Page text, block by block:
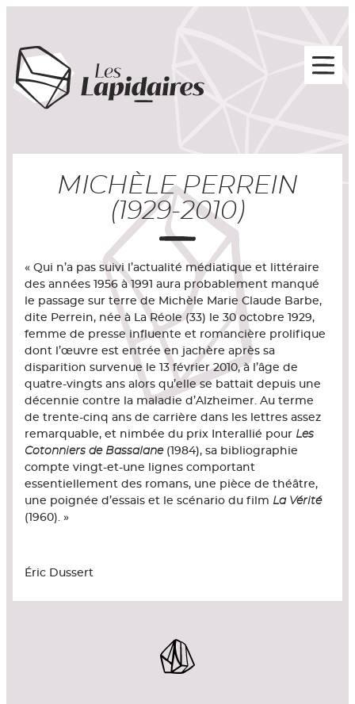
MICHÈLE PERREIN
(1929-2010)
« Qui n’a pas suivi l’actualité médiatique et littéraire
des années 1956 à 1991 aura probablement manqué
le passage sur terre de Michèle Marie Claude Barbe,
dite Perrein, née à La Réole (33) le 30 octobre 1929,
femme de presse influente et romancière prolifique
dont l’œuvre est entrée en jachère après sa
disparition survenue le 13 février 2010, à l’âge de
quatre-vingts ans alors qu’elle se battait depuis une
décennie contre la maladie d’Alzheimer. Au terme
de trente-cinq ans de carrière dans les lettres assez
remarquable, et nimbée du prix Interallié pour Les
Cotonniers de Bassalane (1984), sa bibliographie
compte vingt-et-une lignes comportant
essentiellement des romans, une pièce de théâtre,
une poignée d’essais et le scénario du film La Vérité
(1960). »
Éric Dussert